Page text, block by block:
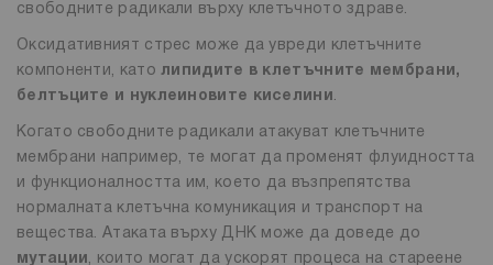
свободните радикали върху клетъчното здраве.
Оксидативният стрес може да увреди клетъчните
компоненти, католипидите в клетъчните мембрани,
белтъците и нуклеиновите киселини.
Когато свободните радикали атакуват клетъчните
мембрани например, те могат да променят флуидността
и функционалността им, което да възпрепятства
нормалната клетъчна комуникация и транспорт на
вещества. Атаката върху ДНК може да доведе до
мутации, които могат да ускорят процеса на стареене